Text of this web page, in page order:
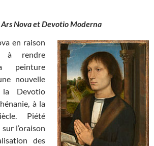
Ars Nova et Devotio Moderna
en raison
à rendre
peinture
nouvelle
Devotio
à la
Piété
l’oraison
des